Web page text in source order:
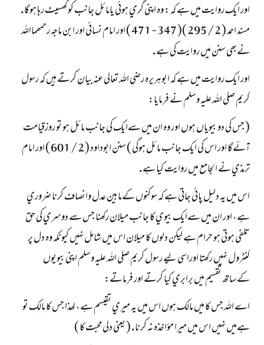
اور ايك روايت ميں ہے كہ : وہ اپني گري ہوئي يامائل جانب كو گھسيٹ رہا ہوگا .
مسند احمد ( 2 / 295 )( 347 - 471 ) اور امام نسائي اور ابن ماجہ رحمھمااللہ
نےبھي سنن ميں روايت كي ہے .
اور ايك روايت ميں ہے كہ ابوہريرہ رضي اللہ تعالي عنہ بيان كرتے ہيں كہ رسول
كريم صلي اللہ عليہ وسلم نے فرمايا:
( جس كي دو بيوياں ہوں اور وہ ان ميں سےايك كي جانب مائل ہو تو روزقيامت
آئےگا اور اس كي ايك جانب مائل ہوگي ) سنن ابوداود ( 2 / 601 ) اور امام
ترمذي نے الجامع ميں روايت كيا ہے .
اس ميں يہ دليل پائي جاتي ہے كہ سوكنوں كےمابين عدل وانصاف كرنا ضروري
ہے ، اور ان ميں سےايك بيوي كا جانب ميلان ركھنا جس سے دوسري كي حق
تلفي ہوتي ہو حرام ہے ليكن دلوں كا ميلان اس ميں شامل نہيں كيونكہ وہ دل پر
كنٹرول نہيں ركھتا اوراسي ليے رسول كريم صلي اللہ عليہ وسلم اپني بيويوں
كےساتھ تقسيم ميں برابري كيا كرتے اور فرماتے:
اے اللہ جس كا ميں مالك ہوں اس ميں يہ ميري تقيسم ہے ، لھذا جس كا مالك تو
ہےميں نہيں اس ميں ميرا مؤاخذہ نہ كرنا . ( يعني دلي محبت كا )
جواب نمبر 110845 نے نکاح ٹوٹنے سے بچایا۔
امت مسلمہ کے واسطے جوابات پیش کرنے کے لیے ہماری مدد کریں
رسول اللہ صلی اللہ علیہ و سلم کا فرمان ہے:
نیکی کی رہنمائی کرنے والے کو بھی نیکی کرنے والے کے برابر اجر ملتا ہے۔
(مسلم : 1893)
ابھی تعاون کریں